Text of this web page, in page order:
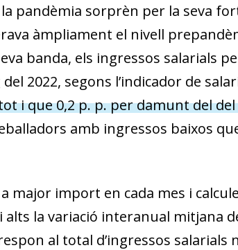
pandèmia sorprèn per la seva
àmpliament el ni­­vell
banda, els ingressos salarials
2022, segons l’indicador de
i que 0,2 p. p. per damunt del
amb ingressos baixos
major import en cada mes i
la variació inter­­anual mitjana
al total d’ingressos salarials